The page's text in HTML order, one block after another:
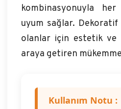
kombinasyonuyla
uyum sağlar. Dekoratif
olanlar için estetik ve
araya getiren
Kullanım Notu :